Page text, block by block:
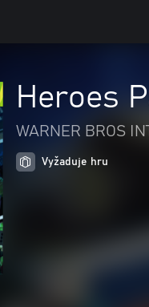
Heroes
WARNER BROS
Vyžaduje hru